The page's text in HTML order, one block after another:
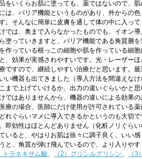
をいくらお肌に塗っても、薬ではないので、
は、バリア機能というものがあり、外からの
。そんなに簡単に皮膚を通して体の中に入っ
では、奥まで入らなかったものでも、イオン
塗っていきますと、バリア機能である角質層
作っている根っこの細胞や肌を作っている細
、効果が実感されやすいです。光・レーザー
ですので、継続しやすい治療だと思います。
い機器も出てきました（導入方法を間違えな
まで上げていけるか、出力の違いぐらいかと
ではありませんから、機器の違いによる効果
療の場合、医師にだけ使用が許可されている
れぐらいマメに導入できるかというのも大切
即効性はほとんどありません（化粧ノリぐら
いると、やはりお肌は徐々に調子良く、いい
と、角質が弾け飛んでいるので、より入りや
トラネキサム酸、 （2）グリシルグリシン、 （